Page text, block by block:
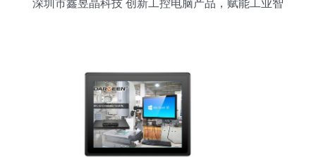
深圳市鑫昱晶科技 创新工控电脑产品，赋能工业智